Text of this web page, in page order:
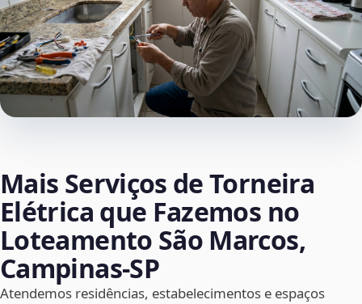
Mais Serviços de Torneira
Elétrica que Fazemos no
Loteamento São Marcos,
Campinas‑SP
Atendemos residências, estabelecimentos e espaços